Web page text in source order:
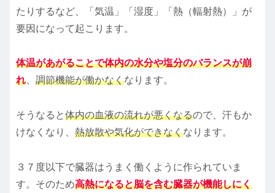
たりするなど、「気温」「湿度」「熱（輻射熱）」が
要因になって起こります。
体温があがることで体内の水分や塩分のバランスが崩
れ、 調節機能が働かなくなります。
そうなると体内の血液の流れが悪くなるので、汗もか
けなくなり、 熱放散や気化ができなくなります。
３７度以下で臓器はうまく働くように作られていま
す。そのため高熱になると脳を含む臓器が機能しにく